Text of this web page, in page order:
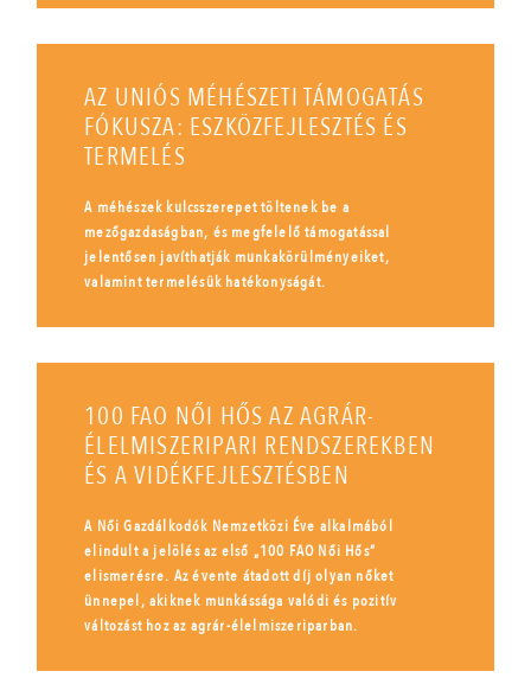
AZ UNIÓS MÉHÉSZETI TÁMOGATÁS
FÓKUSZA: ESZKÖZFEJLESZTÉS ÉS
TERMELÉS
A méhészek kulcsszerepet töltenek be a
mezőgazdaságban, és megfelelő támogatással
jelentősen javíthatják munkakörülményeiket,
valamint termelésük hatékonyságát.
100 FAO NŐI HŐS AZ AGRÁR-
ÉLELMISZERIPARI RENDSZEREKBEN
ÉS A VIDÉKFEJLESZTÉSBEN
A Női Gazdálkodók Nemzetközi Éve alkalmából
elindult a jelölés az első „100 FAO Női Hős”
elismerésre. Az évente átadott díj olyan nőket
ünnepel, akiknek munkássága valódi és pozitív
változást hoz az agrár-élelmiszeriparban.